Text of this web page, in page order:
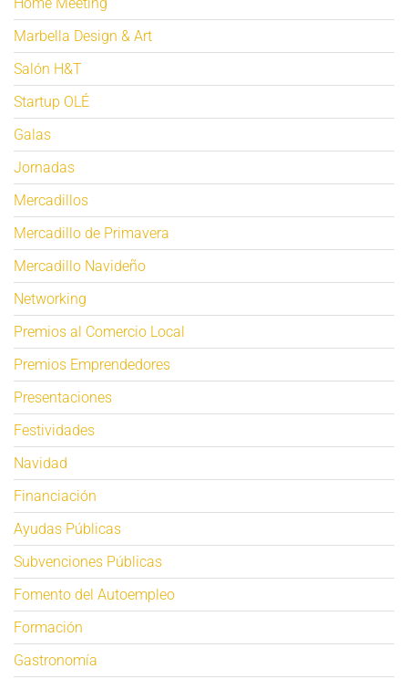
Marbella Design & Art
Salón H&T
Startup OLÉ
Galas
Jornadas
Mercadillos
Mercadillo de Primavera
Mercadillo Navideño
Networking
Premios al Comercio Local
Premios Emprendedores
Presentaciones
Festividades
Navidad
Financiación
Ayudas Públicas
Subvenciones Públicas
Fomento del Autoempleo
Formación
Gastronomía